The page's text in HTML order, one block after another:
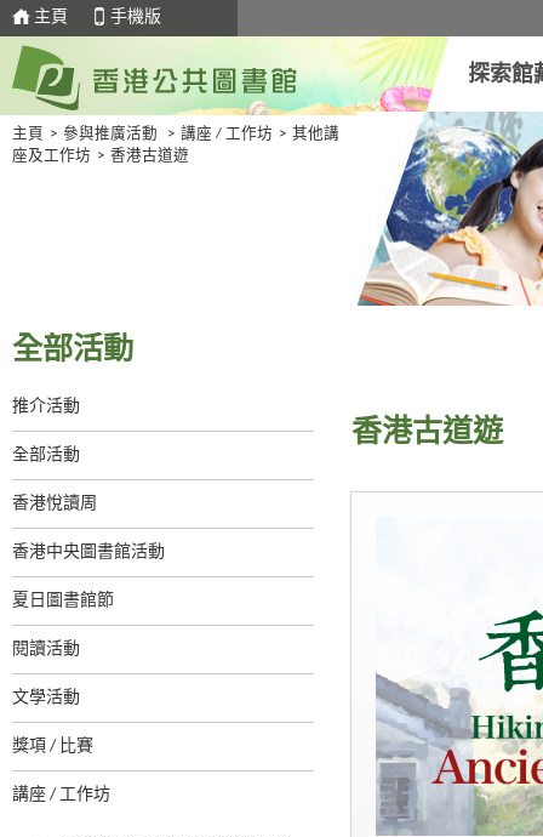
主頁 手機版
探索館
主頁 > 參與推廣活動 > 講座 / 工作坊 > 其他講
座及工作坊 > 香港古道遊
全部活動
推介活動
全部活動
香港悅讀周
香港中央圖書館活動
夏日圖書館節
閱讀活動
文學活動
獎項 / 比賽
講座 / 工作坊
香港古道遊